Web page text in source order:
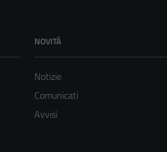
NOVITÀ
Notizie
Comunicati
Avvisi